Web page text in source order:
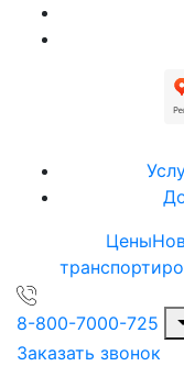
Цены
8-800-7000-725
Заказать звонок